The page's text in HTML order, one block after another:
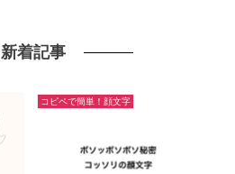
新着記事
コピペで簡単！顔文字